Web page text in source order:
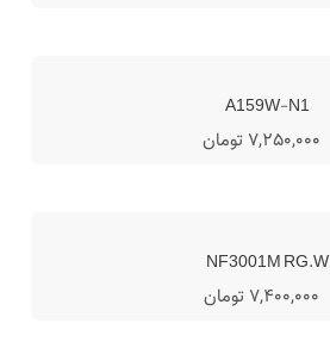
A159W-N1
7,250,000 تومان
NF3001M RG.W
7,400,000 تومان